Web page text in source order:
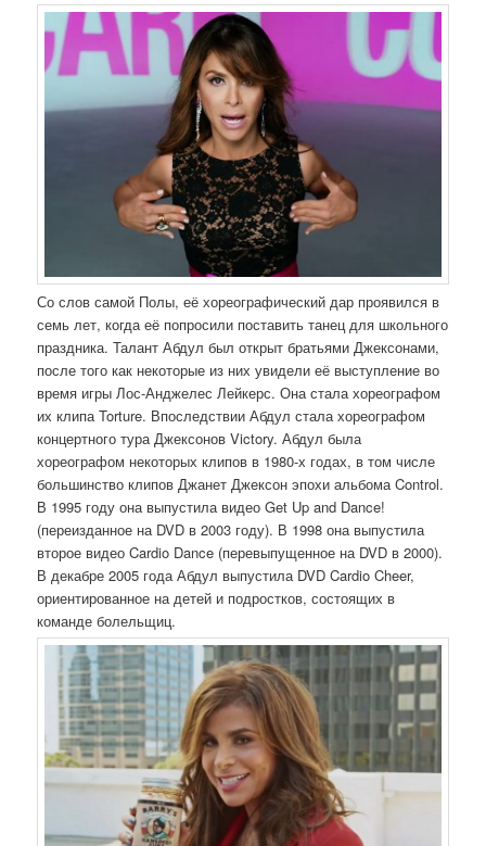
Со слов самой Полы, её хореографический дар проявился в
семь лет, когда её попросили поставить танец для школьного
праздника. Талант Абдул был открыт братьями Джексонами,
после того как некоторые из них увидели её выступление во
время игры Лос-Анджелес Лейкерс. Она стала хореографом
их клипа Torture. Впоследствии Абдул стала хореографом
концертного тура Джексонов Victory. Абдул была
хореографом некоторых клипов в 1980-х годах, в том числе
большинство клипов Джанет Джексон эпохи альбома Control.
В 1995 году она выпустила видео Get Up and Dance!
(переизданное на DVD в 2003 году). В 1998 она выпустила
второе видео Cardio Dance (перевыпущенное на DVD в 2000).
В декабре 2005 года Абдул выпустила DVD Cardio Cheer,
ориентированное на детей и подростков, состоящих в
команде болельщиц.